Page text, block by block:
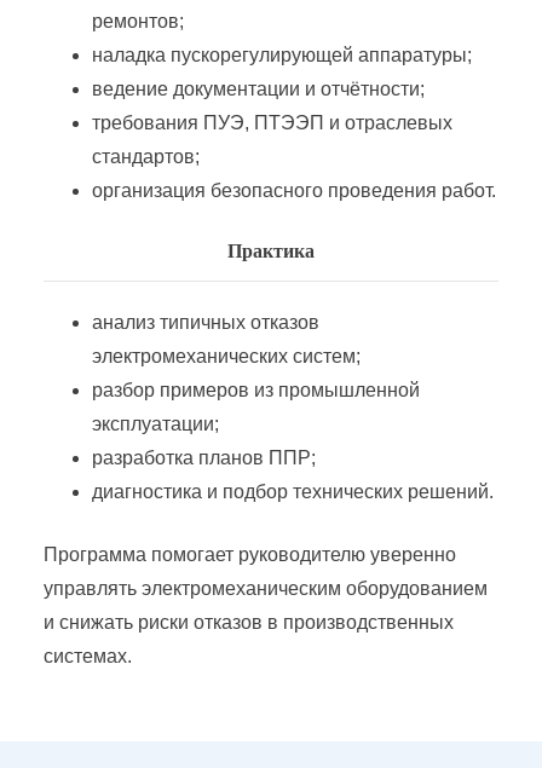
Современные методы контроля работы энергетического оборудования
Сотрудник района электрических сетей
Технологическое присоединение мощностей к электрическим сетям
Эксплуатация электрических сетей ПЭС
Эксплуатация электротехнических установок
Эксплуатация энергохозяйства предприятий
ремонтов;
наладка пускорегулирующей аппаратуры;
ведение документации и отчётности;
требования ПУЭ, ПТЭЭП и отраслевых
стандартов;
организация безопасного проведения работ.
Практика
анализ типичных отказов
электромеханических систем;
разбор примеров из промышленной
эксплуатации;
разработка планов ППР;
диагностика и подбор технических решений.
Программа помогает руководителю уверенно
управлять электромеханическим оборудованием
и снижать риски отказов в производственных
системах.